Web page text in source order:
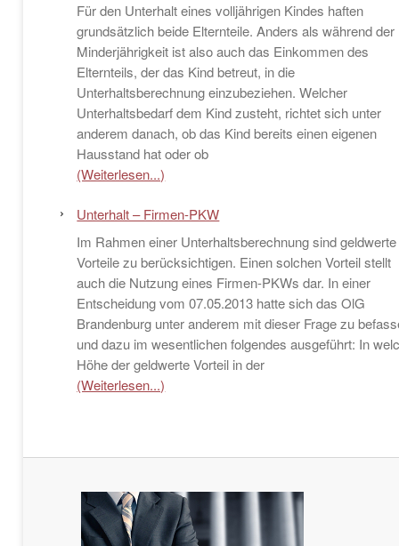
Für den Unterhalt eines volljährigen Kindes haften
grundsätzlich beide Elternteile. Anders als während der
Minderjährigkeit ist also auch das Einkommen des
Elternteils, der das Kind betreut, in die
Unterhaltsberechnung einzubeziehen. Welcher
Unterhaltsbedarf dem Kind zusteht, richtet sich unter
anderem danach, ob das Kind bereits einen eigenen
Hausstand hat oder ob
(Weiterlesen...)
Unterhalt – Firmen-PKW
Im Rahmen einer Unterhaltsberechnung sind geldwerte
Vorteile zu berücksichtigen. Einen solchen Vorteil stellt
auch die Nutzung eines Firmen-PKWs dar. In einer
Entscheidung vom 07.05.2013 hatte sich das OlG
Brandenburg unter anderem mit dieser Frage zu
und dazu im wesentlichen folgendes ausgeführt: In
Höhe der geldwerte Vorteil in der
(Weiterlesen...)